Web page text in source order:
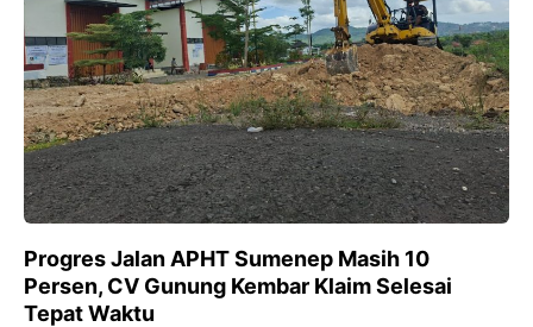
Progres Jalan APHT Sumenep Masih 10
Persen, CV Gunung Kembar Klaim Selesai
Tepat Waktu